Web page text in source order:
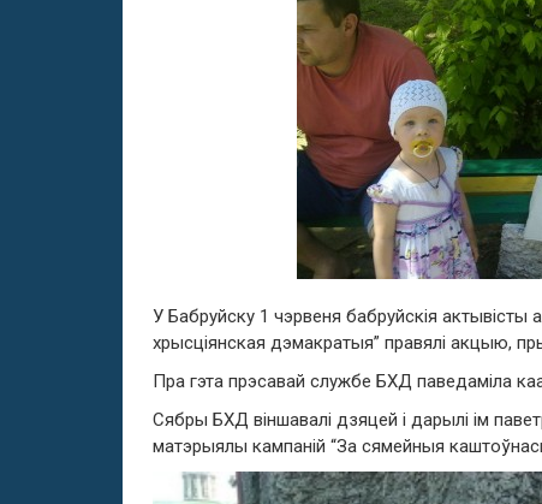
У Бабруйску 1 чэрвеня бабруйскія актывісты
хрысціянская дэмакратыя” правялі акцыю,
Пра гэта прэсавай службе БХД паведаміла
Сябры БХД віншавалі дзяцей і дарылі ім
матэрыялы кампаній “За сямейныя